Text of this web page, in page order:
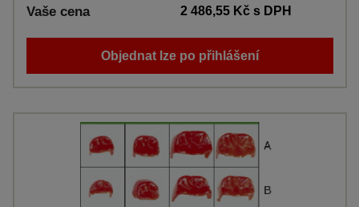
Vaše cena 2 486,55 Kčs DPH
Objednat lze po přihlášení